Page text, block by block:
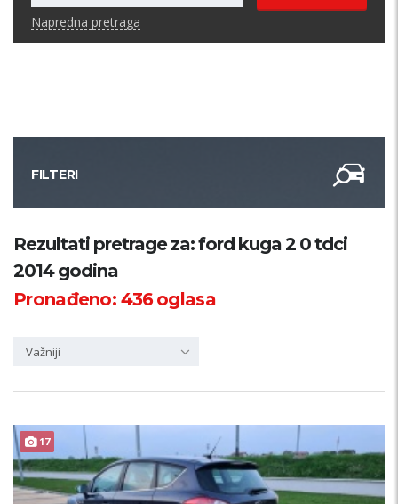
Napredna pretraga
FILTERI
Kategorija
Županija
Rezultati pretrage za: ford kuga 2 0 tdci
2014 godina
Pronađeno:436oglasa
Važniji
17